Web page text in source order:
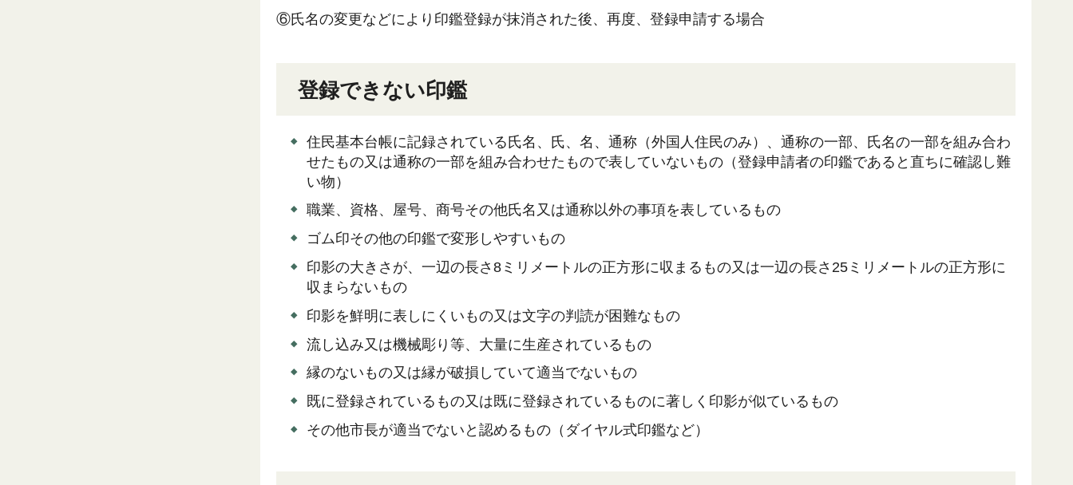
⑥氏名の変更などにより印鑑登録が抹消された後、再度、登録申請する場合
登録できない印鑑
住民基本台帳に記録されている氏名、氏、名、通称（外国人住民のみ）、通称の一部、氏名の一部を組み合わ
せたもの又は通称の一部を組み合わせたもので表していないもの（登録申請者の印鑑であると直ちに確認し難
い物）
職業、資格、屋号、商号その他氏名又は通称以外の事項を表しているもの
ゴム印その他の印鑑で変形しやすいもの
印影の大きさが、一辺の長さ8ミリメートルの正方形に収まるもの又は一辺の長さ25ミリメートルの正方形に
収まらないもの
印影を鮮明に表しにくいもの又は文字の判読が困難なもの
流し込み又は機械彫り等、大量に生産されているもの
縁のないもの又は縁が破損していて適当でないもの
既に登録されているもの又は既に登録されているものに著しく印影が似ているもの
その他市長が適当でないと認めるもの（ダイヤル式印鑑など）